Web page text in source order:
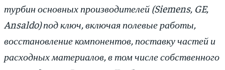
турбин основных производителей (Siemens, GE,
Ansaldo) под ключ, включая полевые работы,
восстановление компонентов, поставку частей и
расходных материалов, в том числе собственного